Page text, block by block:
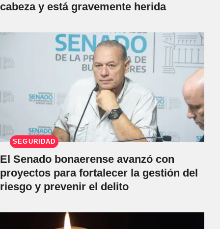
cabeza y está gravemente herida
SEGURIDAD
El Senado bonaerense avanzó con
proyectos para fortalecer la gestión del
riesgo y prevenir el delito